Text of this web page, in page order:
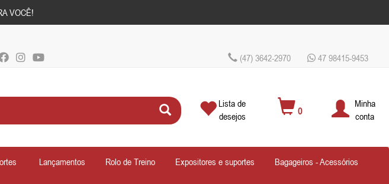
VOCÊ!
(47) 3642-2970 47 98415-9453
Lista de
desejos
0
Minha
conta
Lançamentos Rolo de Treino Expositores e suportes Bagageiros - Acessórios